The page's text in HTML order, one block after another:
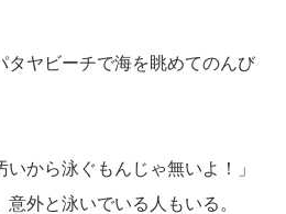
タヤビーチで海を眺めてのんび
いから泳ぐもんじゃ無いよ！」
外と泳いでいる人もいる。